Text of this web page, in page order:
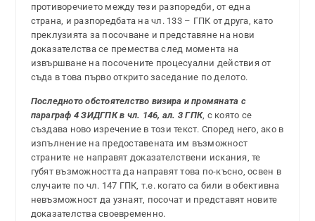
противоречието между тези разпоредби, от една
страна, и разпоредбата на чл. 133 – ГПК от друга, като
преклузията за посочване и представяне на нови
доказателства се премества след момента на
извършване на посочените процесуални действия от
съда в това първо открито заседание по делото.
Последното обстоятелство визира и промяната с
параграф 4 ЗИДГПК в чл. 146, ал. 3 ГПК, с която се
създава ново изречение в този текст. Според него, ако в
изпълнение на предоставената им възможност
страните не направят доказателствени искания, те
губят възможността да направят това по-късно, освен в
случаите по чл. 147 ГПК, т.е. когато са били в обективна
невъзможност да узнаят, посочат и представят новите
доказателства своевременно.